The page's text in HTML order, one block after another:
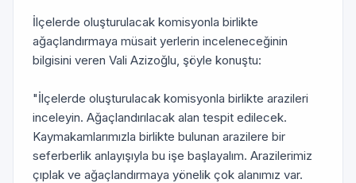
İlçelerde oluşturulacak komisyonla birlikte
ağaçlandırmaya müsait yerlerin inceleneceğinin
bilgisini veren Vali Azizoğlu, şöyle konuştu:
"İlçelerde oluşturulacak komisyonla birlikte arazileri
inceleyin. Ağaçlandırılacak alan tespit edilecek.
Kaymakamlarımızla birlikte bulunan arazilere bir
seferberlik anlayışıyla bu işe başlayalım. Arazilerimiz
çıplak ve ağaçlandırmaya yönelik çok alanımız var.